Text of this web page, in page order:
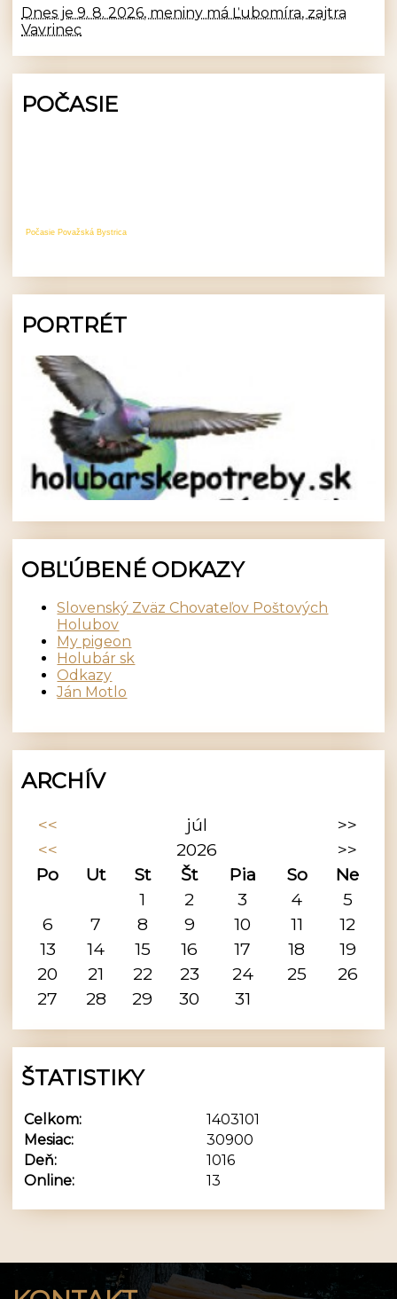
Dnes je 9. 8. 2026, meniny má Ľubomíra, zajtra
Vavrinec
POČASIE
Počasie Považská Bystrica
PORTRÉT
OBĽÚBENÉ ODKAZY
Slovenský Zväz Chovateľov Poštových
Holubov
My pigeon
Holubár sk
Odkazy
Ján Motlo
ARCHÍV
<< júl
>>
<<
2026
>>
Po
Ut St Št Pia So
Ne
1
2 3 4
5
6
7 8 9 10 11
12
13
14 15 16 17 18
19
20
21 22 23 24 25
26
27
28 29 30 31
ŠTATISTIKY
Online: 13
Celkom:
1403101
Mesiac:
30900
Deň:
1016